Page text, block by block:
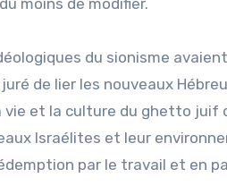
moins de modifier.
du sionisme
de lier les nouveaux
vie et la culture du ghetto juif
Israélites et leur
par le travail et en